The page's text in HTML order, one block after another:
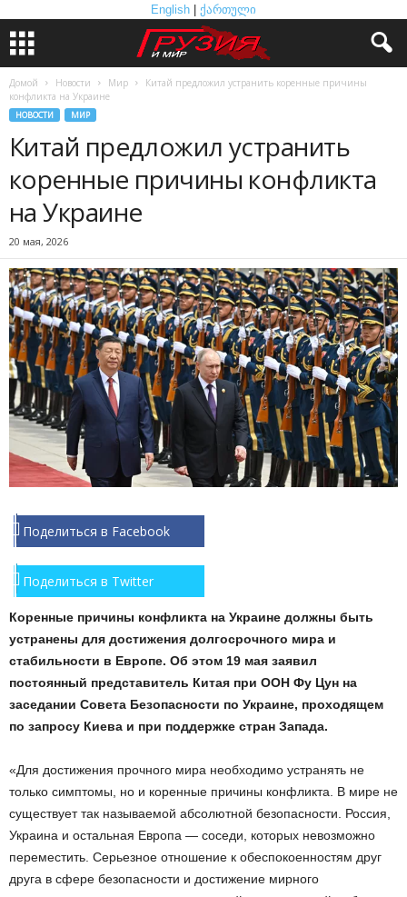
English ქართული
Домой Новости Мир
Китай предложил устранить коренные причины
конфликта на Украине
НОВОСТИ МИР
Китай предложил устранить
коренные причины конфликта
на Украине
20 мая, 2026
Поделиться в Facebook
Поделиться в Twitter
Коренные причины конфликта на Украине должны быть
устранены для достижения долгосрочного мира и
стабильности в Европе. Об этом 19 мая заявил
постоянный представитель Китая при ООН Фу Цун на
заседании Совета Безопасности по Украине, проходящем
по запросу Киева и при поддержке стран Запада.
«Для достижения прочного мира необходимо устранять не
только симптомы, но и коренные причины конфликта. В мире не
существует так называемой абсолютной безопасности. Россия,
Украина и остальная Европа — соседи, которых невозможно
переместить. Серьезное отношение к обеспокоенностям друг
друга в сфере безопасности и достижение мирного